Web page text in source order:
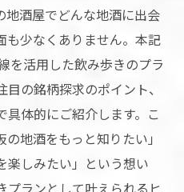
地酒屋でどんな地酒に出会
も少なくありません。本記
を活用した飲み歩きのプラ
の銘柄探求のポイント、
体的にご紹介します。こ
地酒をもっと知りたい」
楽しみたい」という想い
プランとして叶えられるヒ